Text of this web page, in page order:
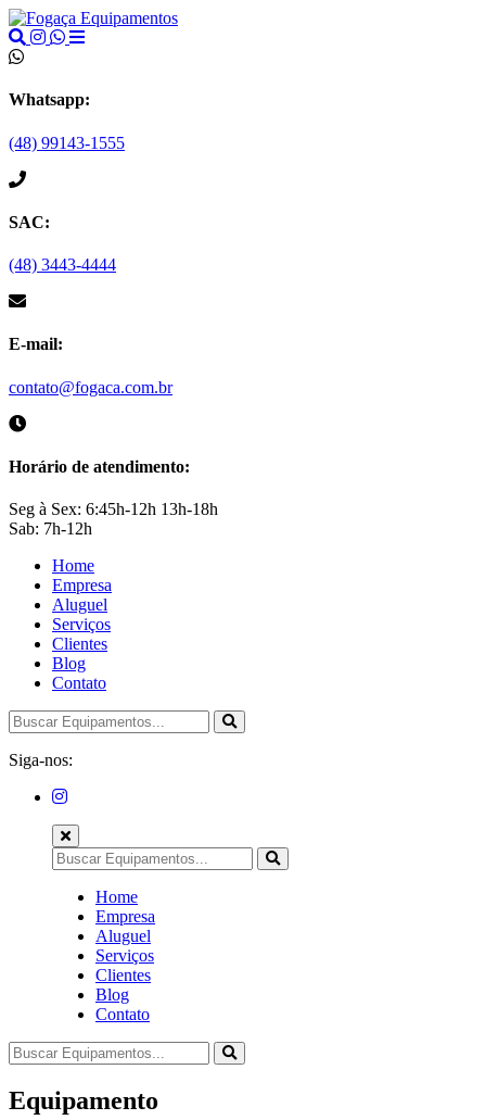
Whatsapp:
(48) 99143-1555
SAC:
(48) 3443-4444
E-mail:
contato@fogaca.com.br
Horário de atendimento:
Seg à Sex: 6:45h-12h 13h-18h
Sab: 7h-12h
Home
Empresa
Aluguel
Serviços
Clientes
Blog
Contato
Siga-nos:
Home
Empresa
Aluguel
Serviços
Clientes
Blog
Contato
Equipamento